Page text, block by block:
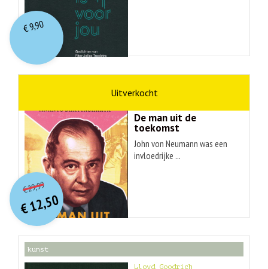
€9,90
De man uit de
toekomst
John von Neumann was een
invloedrijke ...
€29,99O
orspr
onkelijke
prijs
was:
€ 29,99.
€12,50
Huidige
prijs
is:€ 12,50.
kunst
Lloyd Goodrich